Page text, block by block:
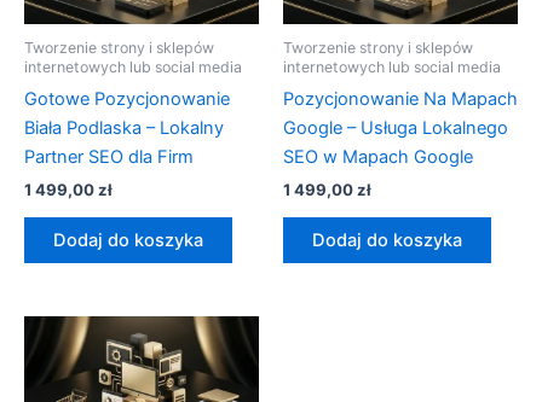
Tworzenie strony i sklepów
internetowych lub social media
Gotowe Pozycjonowanie
Biała Podlaska – Lokalny
Partner SEO dla Firm
1 499,00zł
Dodaj do koszyka
Tworzenie strony i sklepów
internetowych lub social media
Pozycjonowanie Na Mapach
Google – Usługa Lokalnego
SEO w Mapach Google
1 499,00zł
Dodaj do koszyka